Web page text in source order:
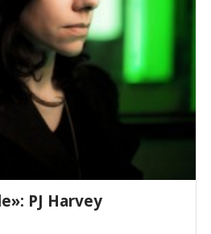
PJ Harvey